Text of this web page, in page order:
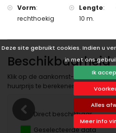
Deze site gebruikt cookies. Indien u
in met ons
Ik
Alles
Meer info
Vorm:
rechthoekig
Lengte:
10 m.
Beschikbaarheid
Klik op de aankomst- en
huurprijs te berekenen.
Direct beschikbaar
Geselecteerde data